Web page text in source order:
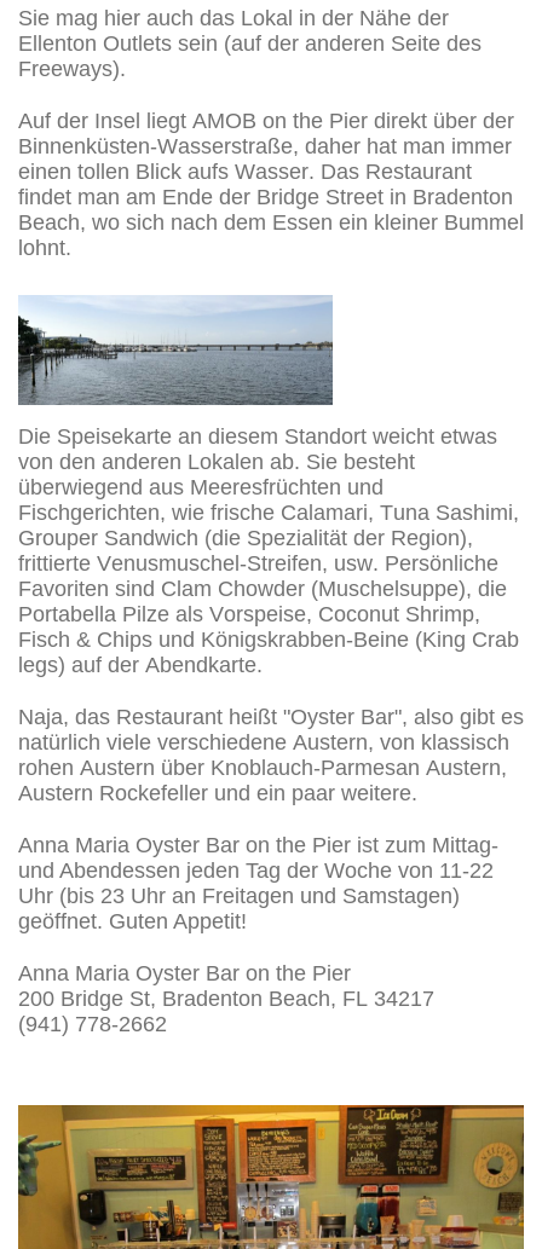
Sie mag hier auch das Lokal in der Nähe der
Ellenton Outlets sein (auf der anderen Seite des
Freeways).
Auf der Insel liegt AMOB on the Pier direkt über der
Binnenküsten-Wasserstraße, daher hat man immer
einen tollen Blick aufs Wasser. Das Restaurant
findet man am Ende der Bridge Street in Bradenton
Beach, wo sich nach dem Essen ein kleiner Bummel
lohnt.
Die Speisekarte an diesem Standort weicht etwas
von den anderen Lokalen ab. Sie besteht
überwiegend aus Meeresfrüchten und
Fischgerichten, wie frische Calamari, Tuna Sashimi,
Grouper Sandwich (die Spezialität der Region),
frittierte Venusmuschel-Streifen, usw. Persönliche
Favoriten sind Clam Chowder (Muschelsuppe), die
Portabella Pilze als Vorspeise, Coconut Shrimp,
Fisch & Chips und Königskrabben-Beine (King Crab
legs) auf der Abendkarte.
Naja, das Restaurant heißt "Oyster Bar", also gibt es
natürlich viele verschiedene Austern, von klassisch
rohen Austern über Knoblauch-Parmesan Austern,
Austern Rockefeller und ein paar weitere.
Anna Maria Oyster Bar on the Pier ist zum Mittag-
und Abendessen jeden Tag der Woche von 11-22
Uhr (bis 23 Uhr an Freitagen und Samstagen)
geöffnet. Guten Appetit!
Anna Maria Oyster Bar on the Pier
200 Bridge St, Bradenton Beach, FL 34217
(941) 778-2662